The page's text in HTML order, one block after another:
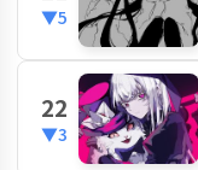
▼5
22
▼3